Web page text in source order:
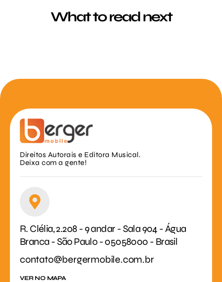
What to read next
Direitos Autorais e Editora Musical.
Deixa com a gente!
R. Clélia, 2.208 - 9 andar - Sala 904 - Água
Branca - São Paulo - 05058000 - Brasil
contato@bergermobile.com.br
VER NO MAPA